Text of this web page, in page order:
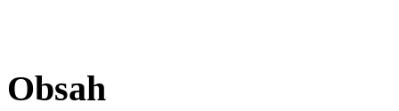
Obsah